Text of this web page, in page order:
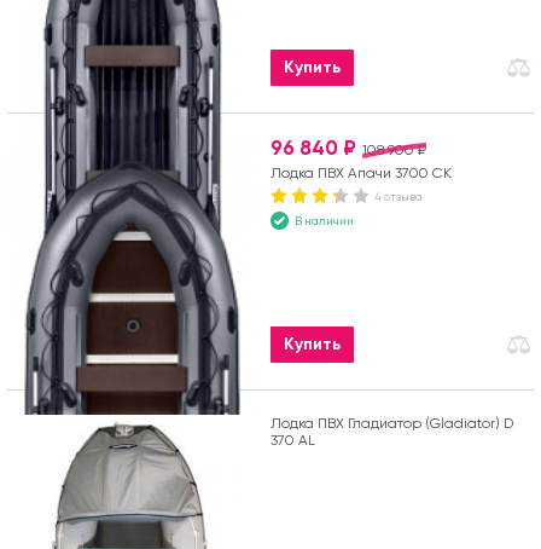
Купить
108 900 ₽
96 840 ₽
Лодка ПВХ Апачи 3700 СК
4 отзыва
В наличии
Купить
Лодка ПВХ Гладиатор (Gladiator) D
370 AL